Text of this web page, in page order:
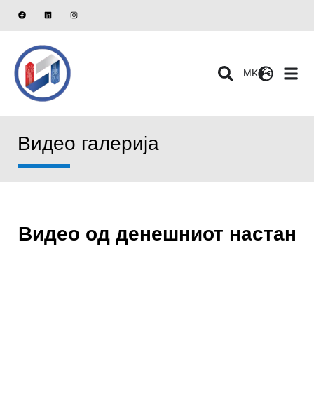
MK
Видео галерија
Видео од денешниот настан